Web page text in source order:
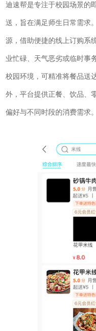
迪速帮是专注于校园场景的
送，旨在满足师生日常需求
源，借助便捷的线上订购系
业忙碌、天气恶劣或临时事
校园环境，可精准将餐品送
外，平台提供正餐、饮品、
偏好与不同时段的消费需求。